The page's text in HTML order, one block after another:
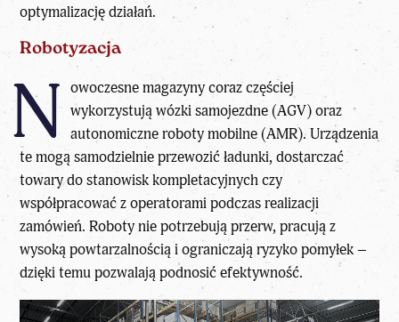
optymalizację działań.
Robotyzacja
N owoczesne magazyny coraz częściej
wykorzystują wózki samojezdne (AGV) oraz
autonomiczne roboty mobilne (AMR). Urządzenia
te mogą samodzielnie przewozić ładunki, dostarczać
towary do stanowisk kompletacyjnych czy
współpracować z operatorami podczas realizacji
zamówień. Roboty nie potrzebują przerw, pracują z
wysoką powtarzalnością i ograniczają ryzyko pomyłek –
dzięki temu pozwalają podnosić efektywność.